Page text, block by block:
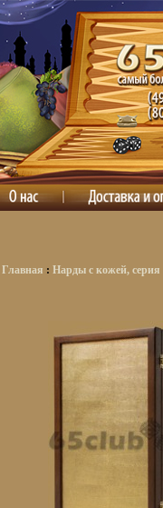
Главная : Нарды с кожей, серия